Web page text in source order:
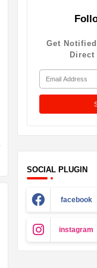
Get
SOCIAL PLUGIN
facebook
instagram